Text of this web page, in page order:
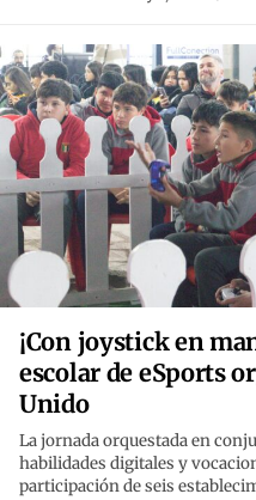
¡Con joystick en
escolar de eSports
Unido
La jornada orquestada en
habilidades digitales y
participación de seis